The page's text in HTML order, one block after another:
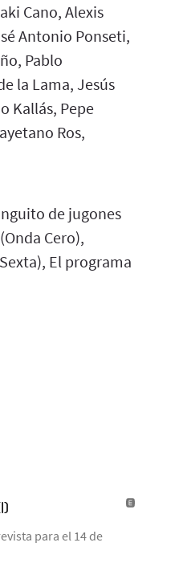
Cano, Alexis
Antonio Ponseti,
Pablo
la Lama, Jesús
Kallás, Pepe
Ros,
de jugones
Cero),
El programa
para el 14 de